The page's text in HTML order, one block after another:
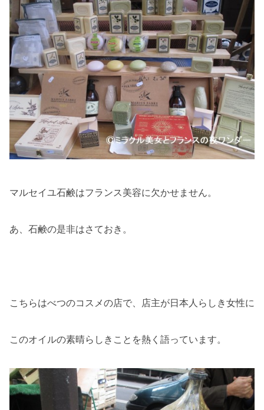
マルセイユ石鹸はフランス美容に欠かせません。
あ、石鹸の是非はさておき。
こちらはべつのコスメの店で、店主が日本人らしき女性に
このオイルの素晴らしきことを熱く語っています。